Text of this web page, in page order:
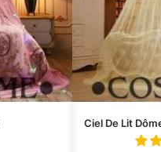
Ciel De Lit